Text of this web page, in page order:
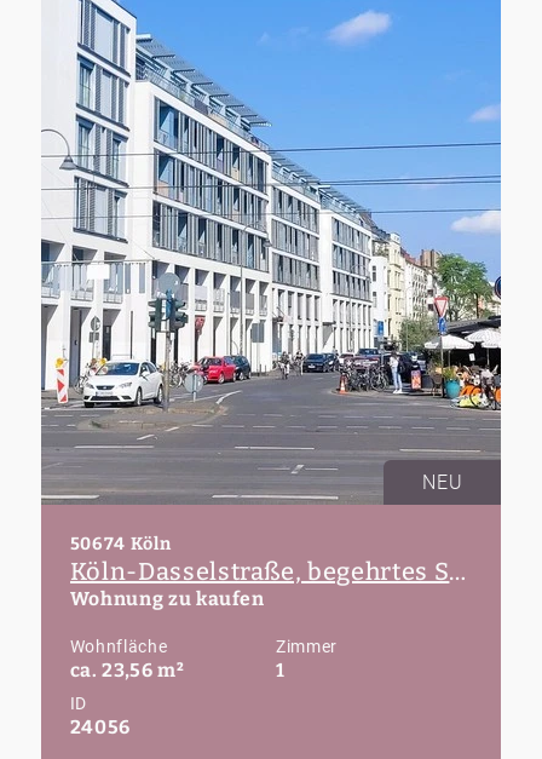
NEU
50674 Köln
Köln-Dasselstraße, begehrtes Studentenappartement in unmittelbarer Uni-Nähe!
Wohnung zu kaufen
Wohnfläche
ca. 23,56 m²
Zimmer
1
ID
24056